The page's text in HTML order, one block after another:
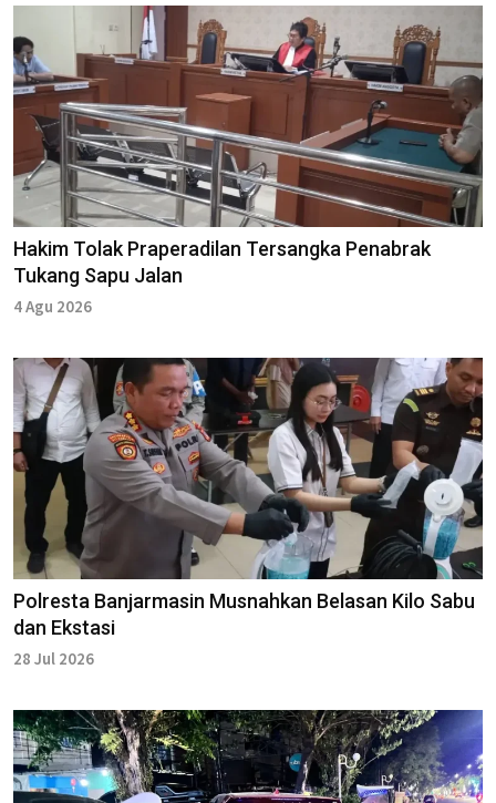
Hakim Tolak Praperadilan Tersangka Penabrak
Tukang Sapu Jalan
4 Agu 2026
Polresta Banjarmasin Musnahkan Belasan Kilo Sabu
dan Ekstasi
28 Jul 2026